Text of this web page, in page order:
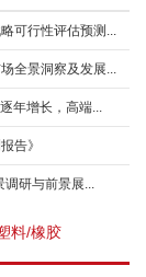
可行性评估预测...
全景洞察及发展...
年增长，高端...
告》
调研与前景展...
料/橡胶